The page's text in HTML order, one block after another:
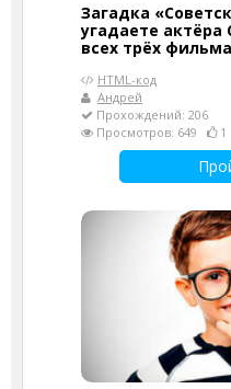
Загадка
угадаете актёра
всех трёх
HTML-код
Андрей
Прохождений: 206
Просмотров: 649
1